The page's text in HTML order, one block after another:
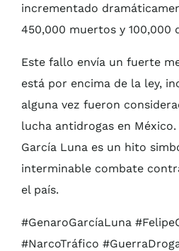
incrementado
450,000 muertos y 100,000
Este fallo envía un fuerte
está por encima de la ley,
alguna vez fueron
lucha antidrogas en
García Luna es un hito
interminable combate
el país.
#GenaroGarcíaLuna
#NarcoTráfico